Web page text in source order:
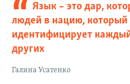
Язык – это дар,
людей в нацию, который
идентифицирует
других
Галина Усатенко